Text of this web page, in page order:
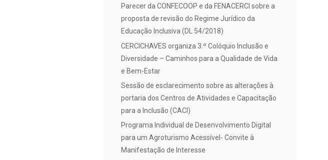
Parecer da CONFECOOP e da FENACERCI sobre a
proposta de revisão do Regime Jurídico da
Educação Inclusiva (DL 54/2018)
CERCICHAVES organiza 3.º Colóquio Inclusão e
Diversidade – Caminhos para a Qualidade de Vida
e Bem-Estar
Sessão de esclarecimento sobre as alterações à
portaria dos Centros de Atividades e Capacitação
para a Inclusão (CACI)
Programa Individual de Desenvolvimento Digital
para um Agroturismo Acessível- Convite à
Manifestação de Interesse